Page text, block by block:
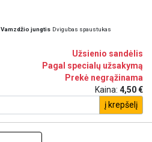
Vamzdžio jungtis Dvigubas spaustukas
Užsienio sandėlis
Pagal specialų užsakymą
Prekė negrąžinama
Kaina: 4,50 €
į krepšelį